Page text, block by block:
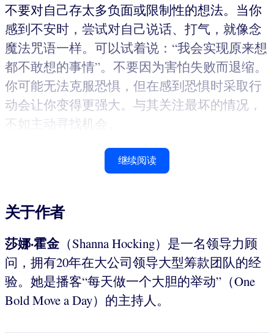
不要对自己存太多负面或限制性的想法。当你
感到不安时，尝试对自己说话、打气，就像念
魔法咒语一样。可以试着说：“我会实现原来想
都不敢想的事情”。不要因为害怕失败而退缩。
你可能无法克服恐惧，但在感到恐惧时采取行
动会让你变得更强大。与其关注最坏的情况，
不如主动寻找机会。
继续阅读
关于作者
莎娜·霍金 （Shanna Hocking）是一名领导力顾
问，拥有20年在大公司领导大型筹款团队的经
验。她是播客“每天做一个大胆的举动”（One
Bold Move a Day）的主持人。